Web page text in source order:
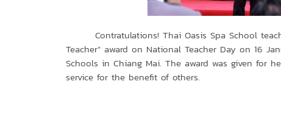
Contratulations! Thai Oasis Spa School
Teacher” award on National Teacher Day on 16
Schools in Chiang Mai. The award was given for
service for the benefit of others.